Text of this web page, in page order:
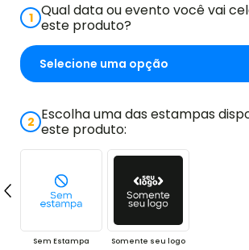
1 Qual data ou evento você vai
este produto?
2 Escolha uma das estampas
este produto:
Sem Estampa Somente seu logo